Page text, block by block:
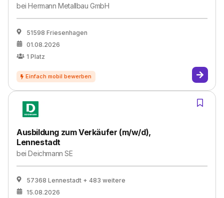
beiHermann Metallbau GmbH
51598 Friesenhagen
01.08.2026
1 Platz
Ausbildung zum Verkäufer (m/w/d),
Lennestadt
beiDeichmann SE
57368 Lennestadt + 483 weitere
15.08.2026